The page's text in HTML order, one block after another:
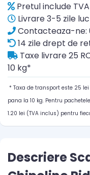
Pretul include TVA
Livrare 3-5 zile
Contacteaza-ne:
14 zile drept de
Taxe livrare 25
10 kg*
* Taxa de transport este 25
pana la 10 kg. Pentru
1.20 lei (TVA inclus) pentru
Descriere